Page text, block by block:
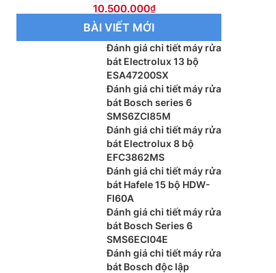
10.500.000
BÀI VIẾT MỚI
Đánh giá chi tiết máy rửa
bát Electrolux 13 bộ
ESA47200SX
Đánh giá chi tiết máy rửa
bát Bosch series 6
SMS6ZCI85M
Đánh giá chi tiết máy rửa
bát Electrolux 8 bộ
EFC3862MS
Đánh giá chi tiết máy rửa
bát Hafele 15 bộ HDW-
FI60A
Đánh giá chi tiết máy rửa
bát Bosch Series 6
SMS6ECI04E
Đánh giá chi tiết máy rửa
bát Bosch độc lập